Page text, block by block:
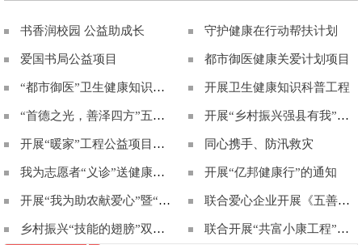
书香润校园 公益助成长 守护健康在行动帮扶计划
爱国书局公益项目 都市御医健康关爱计划项目
“都市御医”卫生健康知识科普工程 开展卫生健康知识科普工程
“首德之光，善泽四方”五善健康科普馆甄选项目盛大启航 开展“乡村振兴强县有我”公益计划
开展“暖家”工程公益项目试点的倡议函 同心携手、防汛救灾
我为志愿者“义诊”送健康的联合倡议 开展“亿邦健康行”的通知
开展“我为助农献爱心”暨“零碳一分田”帮扶计划 联合爱心企业开展《五善超市》项目暨“我为消费助困献爱心”行动计划
乡村振兴“技能的翅膀”双百双千助学工程 联合开展“共富小康工程”公益项目的通知